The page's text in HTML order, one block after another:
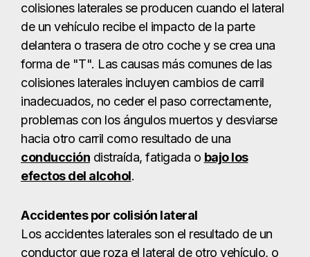
colisiones laterales se producen cuando el lateral
de un vehículo recibe el impacto de la parte
delantera o trasera de otro coche y se crea una
forma de "T". Las causas más comunes de las
colisiones laterales incluyen cambios de carril
inadecuados, no ceder el paso correctamente,
problemas con los ángulos muertos y desviarse
hacia otro carril como resultado de una
conducción distraída, fatigada o bajo los
efectos del alcohol.
Accidentes por colisión lateral
Los accidentes laterales son el resultado de un
conductor que roza el lateral de otro vehículo, o